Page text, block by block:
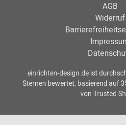
AGB
Widerruf
einrichten-design.deist
Sternen bewertet, basierend auf
von Trusted